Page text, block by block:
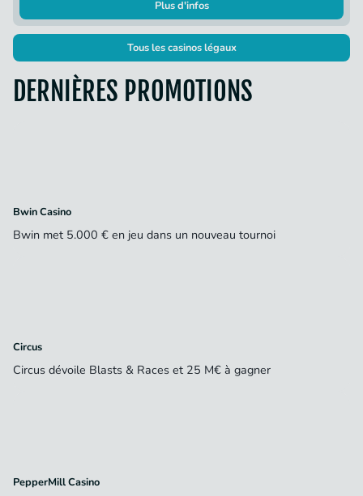
Plus d'infos
Tous les casinos légaux
DERNIÈRES PROMOTIONS
Bwin Casino
Bwin met 5.000 € en jeu dans un nouveau tournoi
Circus
Circus dévoile Blasts & Races et 25 M€ à gagner
PepperMill Casino